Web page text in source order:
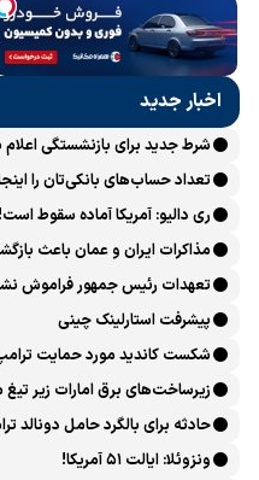
اخبار جدید
شرط جدید برای بازنشستگی
تعداد حساب‌های بانکی‌تان را
ری دالیو: آمریکا آماده سقوط است!
مذاکرات ایران و عمان باعث
تعهدات رئیس جمهور فراموش
پیشرفت ‏استارلینک چینی
شکست کاندید مورد حمایت
زیرساخت‌های برق امارات زیر
حادثه برای بالگرد حامل دونالد
ونزوئلا: ایالت ۵۱ آمریکا!